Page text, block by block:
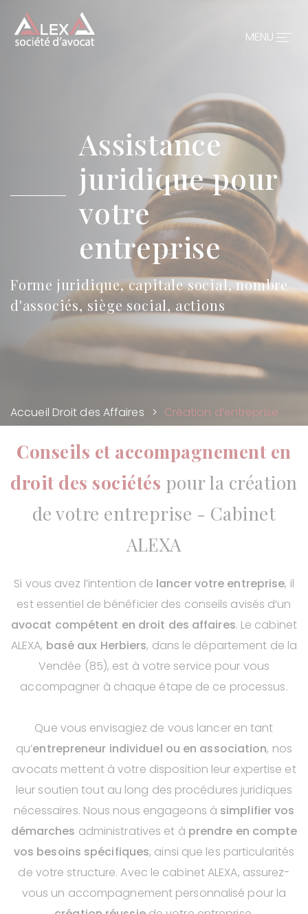
MENU
Nos domaines d’expertise
Nos honoraires
Contactez-nous
Assistance
juridique pour
votre
entreprise
Forme juridique, capitale social, nombre
d'associés, siège social, actions
Accueil Droit des Affaires Création d’entreprise
Conseils et accompagnement en
droit des sociétés pour la création
de votre entreprise - Cabinet
ALEXA
Si vous avez l’intention de lancer votre entreprise, il
est essentiel de bénéficier des conseils avisés d’un
avocat compétent en droit des affaires. Le cabinet
ALEXA, basé aux Herbiers, dans le département de la
Vendée (85), est à votre service pour vous
accompagner à chaque étape de ce processus.
Que vous envisagiez de vous lancer en tant
qu’entrepreneur individuel ou en association, nos
avocats mettent à votre disposition leur expertise et
leur soutien tout au long des procédures juridiques
nécessaires. Nous nous engageons à simplifier vos
démarches administratives et à prendre en compte
vos besoins spécifiques, ainsi que les particularités
de votre structure. Avec le cabinet ALEXA, assurez-
vous un accompagnement personnalisé pour la
Panneau de gestion des cookies